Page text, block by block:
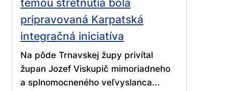
pripravovaná Karpatská
integračná iniciatíva
Na pôde Trnavskej župy privítal
župan Jozef Viskupič mimoriadneho
a splnomocneného veľvyslanca...